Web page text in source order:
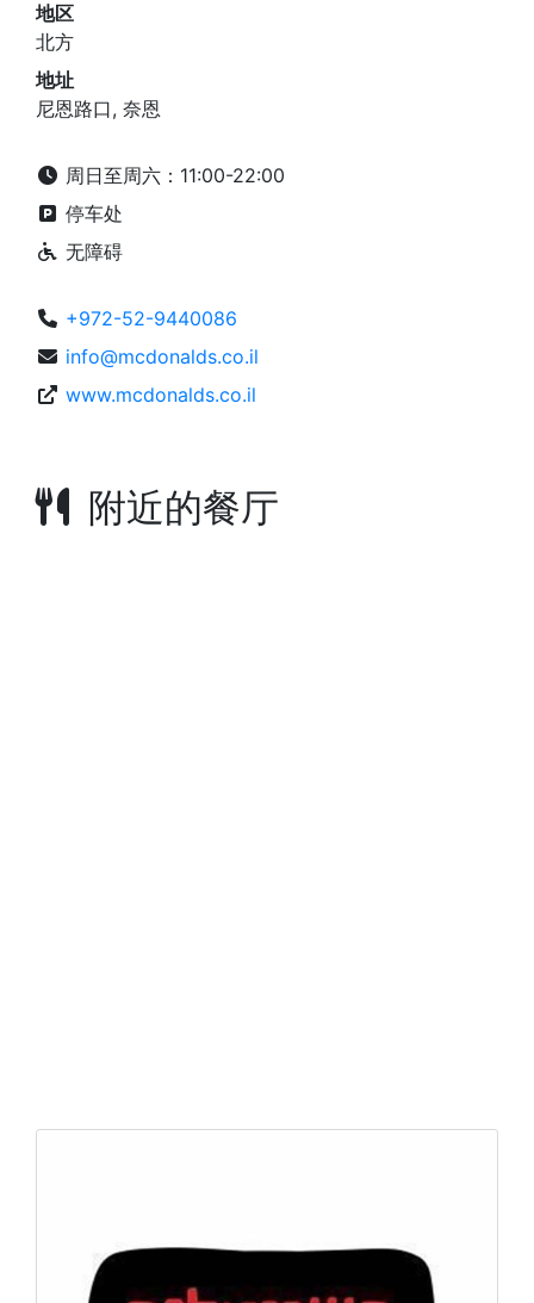
地区
北方
地址
尼恩路口, 奈恩
周日至周六：11:00-22:00
停车处
无障碍
+972-52-9440086
info@mcdonalds.co.il
www.mcdonalds.co.il
附近的餐厅